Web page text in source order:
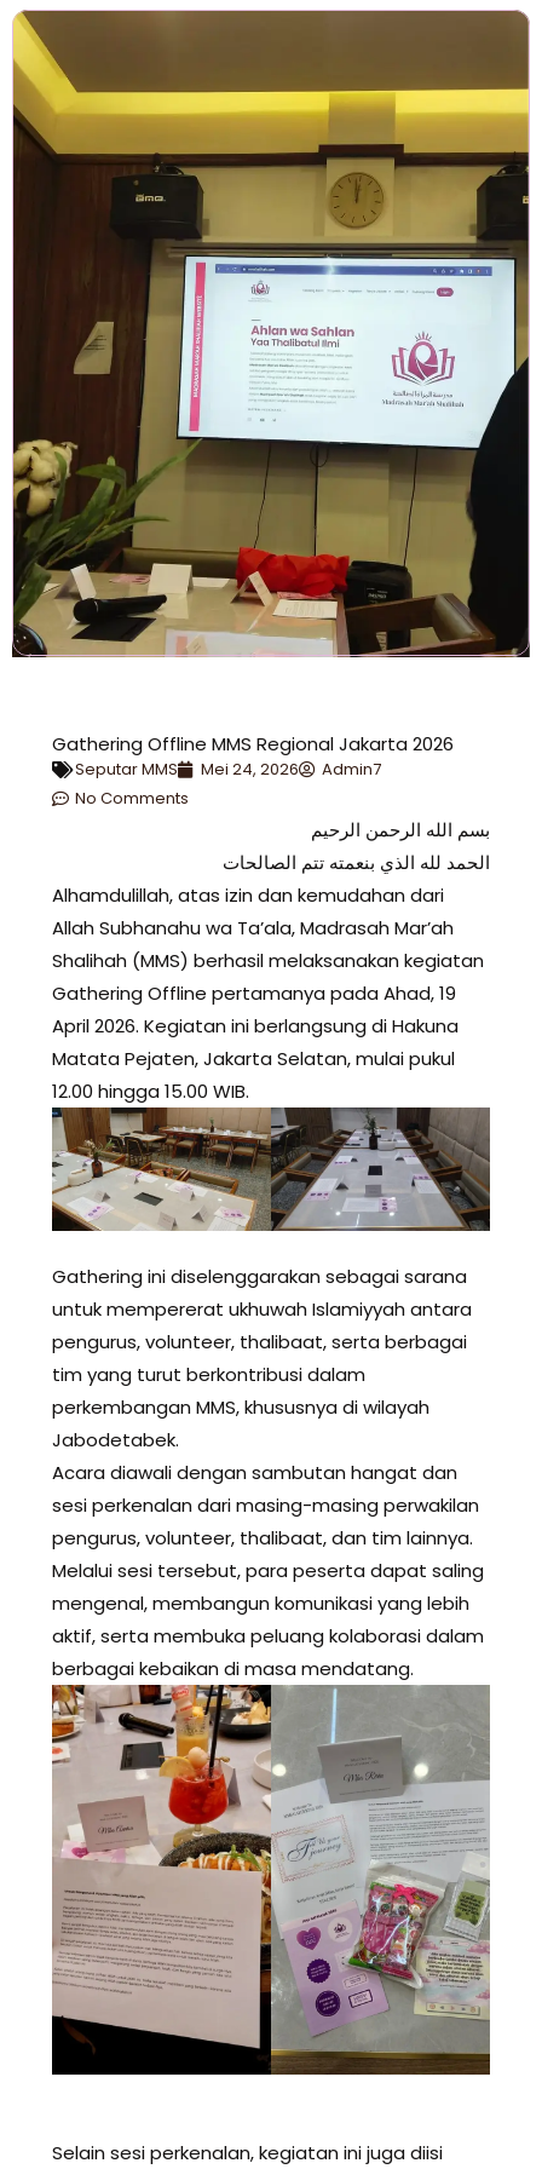
Gathering Offline MMS Regional Jakarta 2026
Seputar MMS Mei 24, 2026
Admin7
No Comments
بسم الله الرحمن الرحيم
الحمد لله الذي بنعمته تتم الصالحات
Alhamdulillah, atas izin dan kemudahan dari
Allah Subhanahu wa Ta’ala, Madrasah Mar’ah
Shalihah (MMS) berhasil melaksanakan kegiatan
Gathering Offline pertamanya pada Ahad, 19
April 2026. Kegiatan ini berlangsung di Hakuna
Matata Pejaten, Jakarta Selatan, mulai pukul
12.00 hingga 15.00 WIB.
Gathering ini diselenggarakan sebagai sarana
untuk mempererat ukhuwah Islamiyyah antara
pengurus, volunteer, thalibaat, serta berbagai
tim yang turut berkontribusi dalam
perkembangan MMS, khususnya di wilayah
Jabodetabek.
Acara diawali dengan sambutan hangat dan
sesi perkenalan dari masing-masing perwakilan
pengurus, volunteer, thalibaat, dan tim lainnya.
Melalui sesi tersebut, para peserta dapat saling
mengenal, membangun komunikasi yang lebih
aktif, serta membuka peluang kolaborasi dalam
berbagai kebaikan di masa mendatang.
Selain sesi perkenalan, kegiatan ini juga diisi